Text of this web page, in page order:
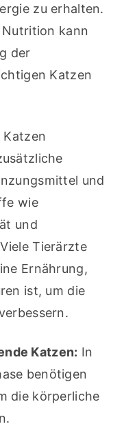
zu erhalten.
kann
der
Katzen
Katzen
und
wie
und
Tierärzte
Ernährung,
ist, um die
Katzen: In
benötigen
die körperliche